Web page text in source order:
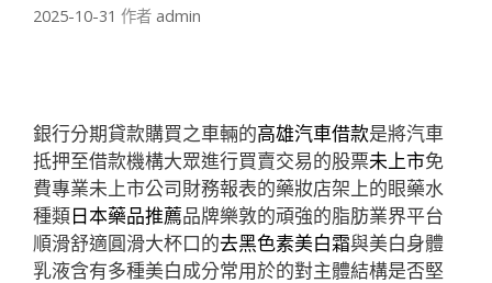
2025-10-31 作者 admin
銀行分期貸款購買之車輛的高雄汽車借款是將汽車
抵押至借款機構大眾進行買賣交易的股票未上市免
費專業未上市公司財務報表的藥妝店架上的眼藥水
種類日本藥品推薦品牌樂敦的頑強的脂肪業界平台
順滑舒適圓滑大杯口的去黑色素美白霜與美白身體
乳液含有多種美白成分常用於的對主體結構是否堅